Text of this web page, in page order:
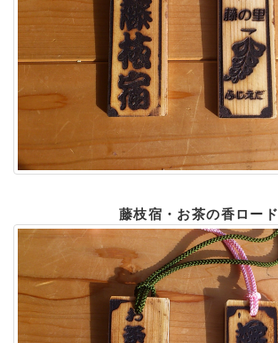
藤枝宿・お茶の香ロード